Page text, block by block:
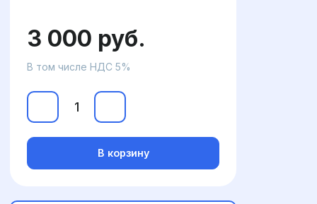
3 000 руб.
В том числе НДС 5%
В корзину